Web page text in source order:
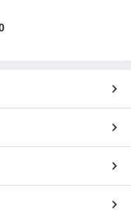
прохолодних
для будь-якої